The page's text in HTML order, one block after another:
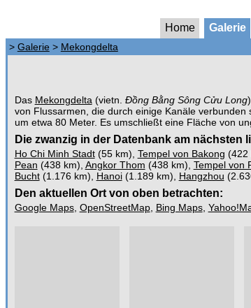
Home Galerie
> Galerie> Mekongdelta
Das Mekongdelta (vietn. Đồng Bằng Sông Cửu Long
von Flussarmen, die durch einige Kanäle
um etwa 80 Meter. Es umschließt eine Fläche von
Die zwanzig in der Datenbank am nächsten
Ho Chi Minh Stadt(55 km), Tempel von Bakong (422
Pean (438 km), Angkor Thom (438 km), Tempel von
Bucht(1.176 km), Hanoi(1.189 km), Hangzhou
Den aktuellen Ort von oben betrachten:
Google Maps, OpenStreetMap, Bing Maps,